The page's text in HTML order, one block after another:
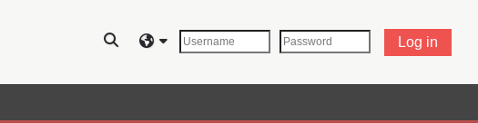
Växla sökinmatning Log in